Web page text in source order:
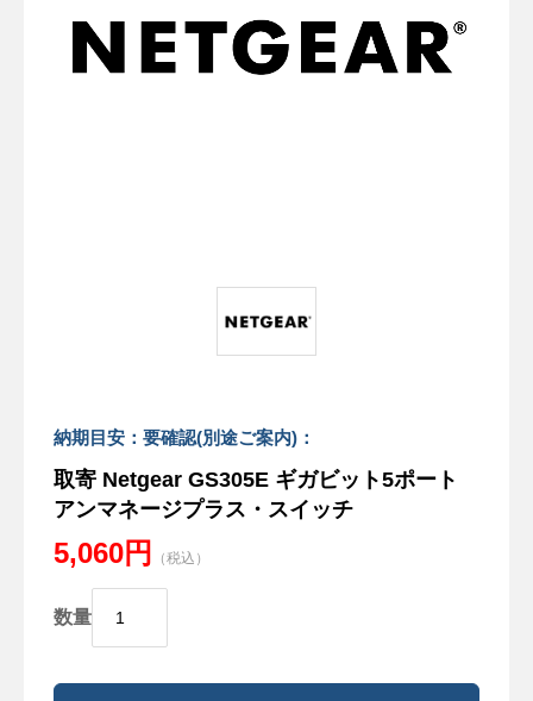
納期目安：要確認(別途ご案内)：
取寄 Netgear GS305E ギガビット5ポート
アンマネージプラス・スイッチ
5,060円 （税込）
数量